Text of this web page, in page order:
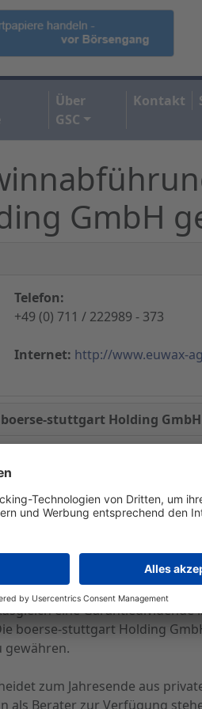
Über
GSC
Kontakt
GmbH
Telefon:
+49 (0) 711 / 222989 - 373
Internet: http://www.euwax-
stuttgart Holding GmbH
und die EUWAX AG haben
AG einerseits und
Holding GmbH
gesamten Bestand an
Zustimmung der
stuttgart Holding GmbH
eine Garantiedividende
boerse-stuttgart Holding
gewähren.
zum Jahresende aus
als Berater zur Verfügung